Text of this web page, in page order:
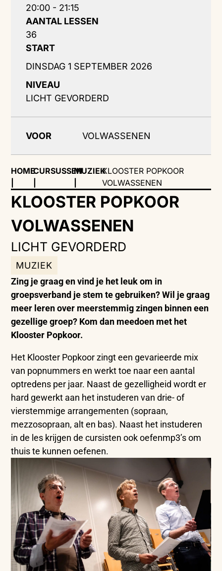
HOMECURSUSSENMUZIEKKLOOSTER POPKOOR
VOLWASSENEN
KLOOSTER POPKOOR
VOLWASSENEN
LICHT GEVORDERD
MUZIEK
Zing je graag en vind je het leuk om in
groepsverband je stem te gebruiken? Wil je graag
meer leren over meerstemmig zingen binnen een
gezellige groep? Kom dan meedoen met het
Klooster Popkoor.
Het Klooster Popkoor zingt een gevarieerde mix
van popnummers en werkt toe naar een aantal
optredens per jaar. Naast de gezelligheid wordt er
hard gewerkt aan het instuderen van drie- of
vierstemmige arrangementen (sopraan,
mezzosopraan, alt en bas). Naast het instuderen
in de les krijgen de cursisten ook oefenmp3’s om
thuis te kunnen oefenen.
20:00 - 21:15
AANTAL LESSEN
36
START
DINSDAG 1 SEPTEMBER 2026
NIVEAU
LICHT GEVORDERD
VOOR VOLWASSENEN